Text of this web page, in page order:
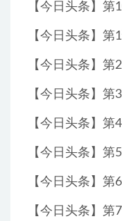
【今日头条】
【今日头条】
【今日头条】
【今日头条】
【今日头条】
【今日头条】
【今日头条】
【今日头条】